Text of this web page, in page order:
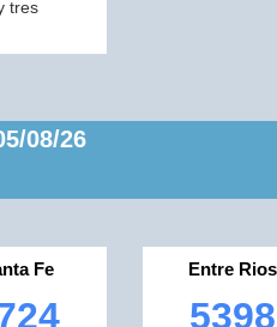
tres
08/26
Fe Entre Rios
5398